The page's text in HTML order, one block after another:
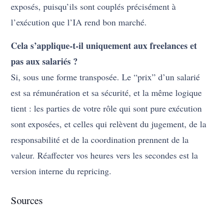
exposés, puisqu’ils sont couplés précisément à
l’exécution que l’IA rend bon marché.
Cela s’applique-t-il uniquement aux freelances et
pas aux salariés ?
Si, sous une forme transposée. Le “prix” d’un salarié
est sa rémunération et sa sécurité, et la même logique
tient : les parties de votre rôle qui sont pure exécution
sont exposées, et celles qui relèvent du jugement, de la
responsabilité et de la coordination prennent de la
valeur. Réaffecter vos heures vers les secondes est la
version interne du repricing.
Sources